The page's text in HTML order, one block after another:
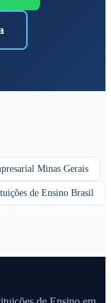
Minas Gerais
de Ensino Brasil